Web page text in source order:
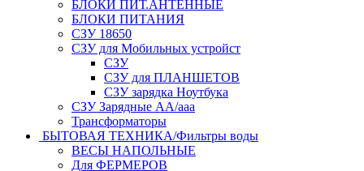
БЛОКИ ПИТ.АНТЕННЫЕ
БЛОКИ ПИТАНИЯ
СЗУ 18650
СЗУ для Мобильных устройст
СЗУ
СЗУ для ПЛАНШЕТОВ
СЗУ зарядка Ноутбука
СЗУ Зарядные АА/ааа
Трансформаторы
БЫТОВАЯ ТЕХНИКА/Фильтры воды
ВЕСЫ НАПОЛЬНЫЕ
Для ФЕРМЕРОВ